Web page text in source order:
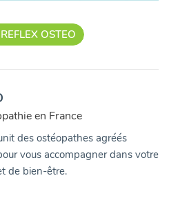
OSTEO
en France
des ostéopathes agréés
vous accompagner dans votre
de bien-être.